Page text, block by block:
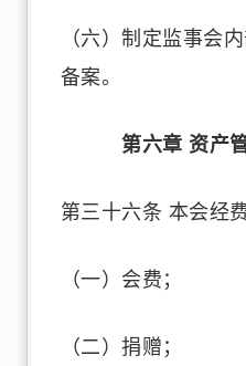
（六）制定监事会
备案。
第六章 资产
第三十六条 本会经
（一）会费；
（二）捐赠；